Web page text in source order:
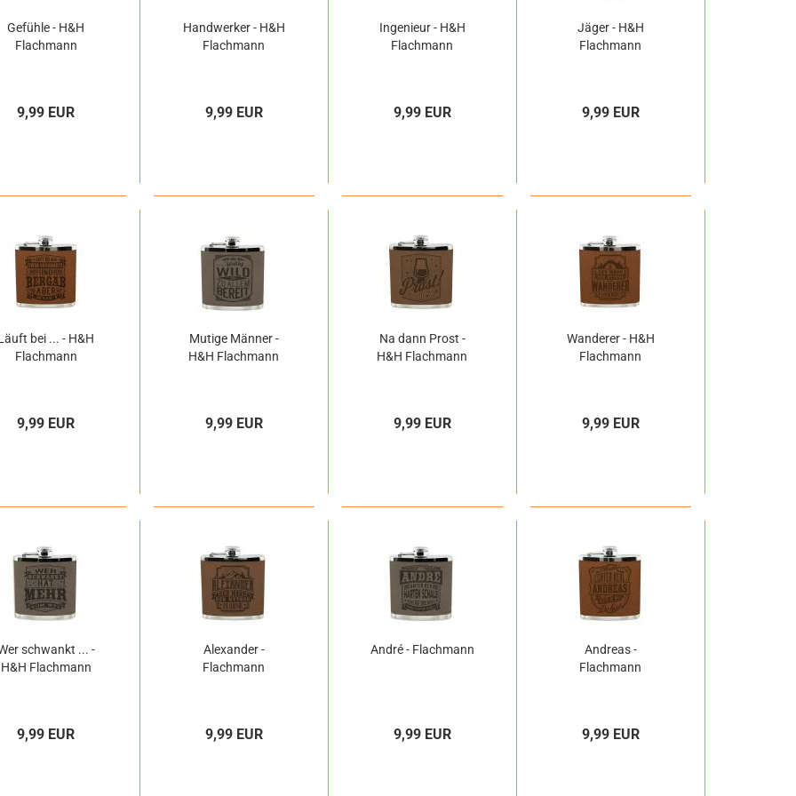
Gefühle - H&H
Flachmann
9,99 EUR
Handwerker - H&H
Flachmann
9,99 EUR
Ingenieur - H&H
Flachmann
9,99 EUR
Jäger - H&H
Flachmann
9,99 EUR
bei ... - H&H
Flachmann
9,99 EUR
Mutige Männer -
H&H Flachmann
9,99 EUR
Na dann Prost -
H&H Flachmann
9,99 EUR
Wanderer - H&H
Flachmann
9,99 EUR
schwankt ... -
H&H Flachmann
9,99 EUR
Alexander -
Flachmann
9,99 EUR
André - Flachmann
9,99 EUR
Andreas -
Flachmann
9,99 EUR